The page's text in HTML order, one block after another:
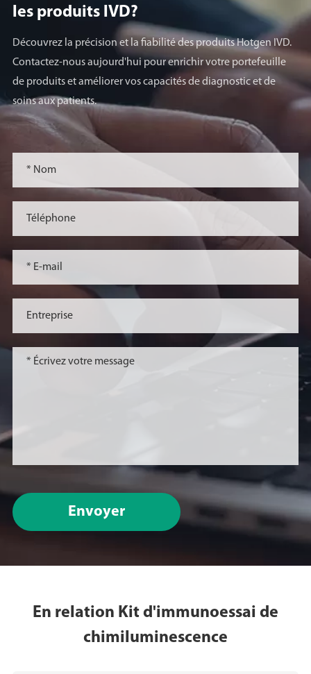
les produits lVD?
Découvrez la précision et la fiabilité des produits Hotgen IVD.
Contactez-nous aujourd'hui pour enrichir votre portefeuille
de produits et améliorer vos capacités de diagnostic et de
soins aux patients.
Envoyer
En relation Kit d'immunoessai de
chimiluminescence